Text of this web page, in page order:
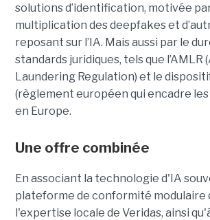
solutions d’identification, motivée
multiplication des deepfakes et
reposant sur l’IA. Mais aussi par le
standards juridiques, tels que
Laundering Regulation) et le
(règlement européen qui encadre
en Europe.
Une offre combinée
En associant la technologie d'IA
plateforme de conformité modulaire
l'expertise locale de Veridas, ainsi